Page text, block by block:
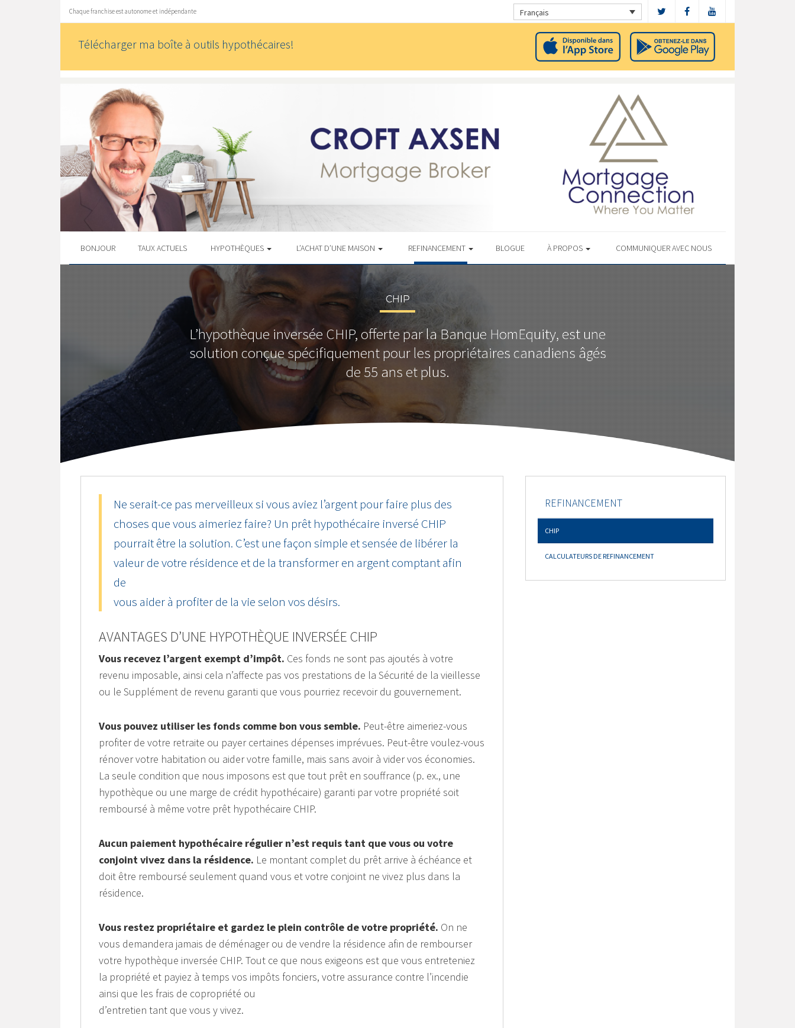
Chaque franchise est autonome et indépendante Français
Télécharger ma boîte à outils hypothécaires!
BONJOUR TAUX ACTUELS HYPOTHÈQUES L’ACHAT D’UNE MAISON REFINANCEMENT BLOGUE À PROPOS COMMUNIQUER AVEC NOUS
CHIP
L’hypothèque inversée CHIP, offerte par la Banque HomEquity, est une
solution conçue spécifiquement pour les propriétaires canadiens âgés
de 55 ans et plus.
Ne serait-ce pas merveilleux si vous aviez l’argent pour faire plus des
choses que vous aimeriez faire? Un prêt hypothécaire inversé CHIP
pourrait être la solution. C’est une façon simple et sensée de libérer la
valeur de votre résidence et de la transformer en argent comptant afin
de
vous aider à profiter de la vie selon vos désirs.
AVANTAGES D’UNE HYPOTHÈQUE INVERSÉE CHIP
Vous recevez l’argent exempt d’impôt. Ces fonds ne sont pas ajoutés à votre
revenu imposable, ainsi cela n’affecte pas vos prestations de la Sécurité de la vieillesse
ou le Supplément de revenu garanti que vous pourriez recevoir du gouvernement.
Vous pouvez utiliser les fonds comme bon vous semble. Peut-être aimeriez-vous
profiter de votre retraite ou payer certaines dépenses imprévues. Peut-être voulez-vous
rénover votre habitation ou aider votre famille, mais sans avoir à vider vos économies.
La seule condition que nous imposons est que tout prêt en souffrance (p. ex., une
hypothèque ou une marge de crédit hypothécaire) garanti par votre propriété soit
remboursé à même votre prêt hypothécaire CHIP.
Aucun paiement hypothécaire régulier n’est requis tant que vous ou votre
conjoint vivez dans la résidence. Le montant complet du prêt arrive à échéance et
doit être remboursé seulement quand vous et votre conjoint ne vivez plus dans la
résidence.
Vous restez propriétaire et gardez le plein contrôle de votre propriété. On ne
vous demandera jamais de déménager ou de vendre la résidence afin de rembourser
votre hypothèque inversée CHIP. Tout ce que nous exigeons est que vous entreteniez
la propriété et payiez à temps vos impôts fonciers, votre assurance contre l’incendie
ainsi que les frais de copropriété ou
d’entretien tant que vous y vivez.
REFINANCEMENT
CHIP
CALCULATEURS DE REFINANCEMENT